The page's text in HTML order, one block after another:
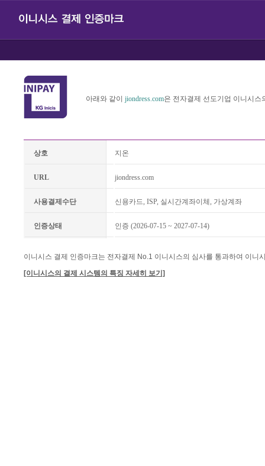
아래와 같이 jiondress.com은 전자결제 선도기업 이니시
상호 지온
URL jiondress.com
사용결제수단 신용카드, ISP, 실시간계좌이체, 가상계좌
인증상태 인증 (2026-07-15 ~ 2027-07-14)
이니시스 결제 인증마크는 전자결제 No.1 이니시스의 심사를 통과하여 이니
[이니시스의 결제 시스템의 특징 자세히 보기]